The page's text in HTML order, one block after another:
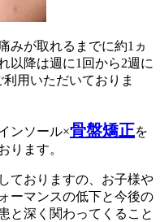
みが取れるまでに約1ヵ
以降は週に1回から2週に
用いただいておりま
ンソール×骨盤矯正を
ります。
ておりますの、お子様や
ーマンスの低下と今後の
と深く関わってくること